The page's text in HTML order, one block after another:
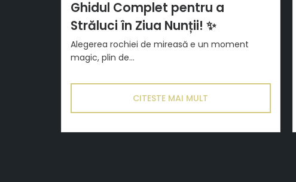
Ghidul Complet pentru a
Străluci în Ziua Nunții! ✨
Alegerea rochiei de mireasă e un moment
magic, plin de...
CITESTE MAI MULT